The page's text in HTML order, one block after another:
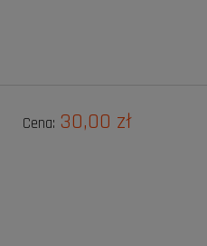
Cena: 30,00 zł